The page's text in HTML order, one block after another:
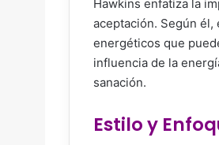
Hawkins enfatiza la
aceptación. Según
energéticos que
influencia de la
sanación.
Estilo y